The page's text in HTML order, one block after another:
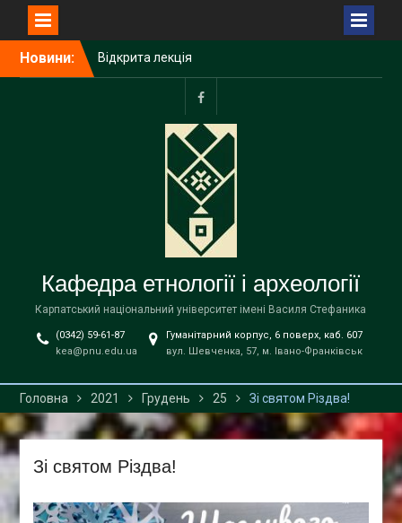
Новини:
Відкрита лекція
Пшемислава Макаровича
(Przemysław Makarowicz)
– відомого польського
археолога, доктора
габілітованого,
професора Інституту
доісторії Університету
імені Адама Міцкевича в
Познані (Республіка
Польща) на тему «Bukivna.
brązu nad Dniestrem»
Запрошуємо вступників на
за освітньою програмою
«Етнологія» спеціальності
!
Збори трудового
колективу кафедри
facebook
Кафедра етнології і археології
Карпатський національний університет імені Василя Стефаника
(0342) 59-61-87
kea@pnu.edu.ua
Гуманітарний корпус, 6 поверх, каб. 607
вул. Шевченка, 57, м. Івано-Франківськ
Головна 2021 Грудень 25 Зі святом Різдва!
Зі святом Різдва!